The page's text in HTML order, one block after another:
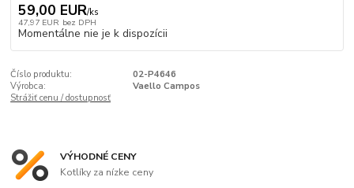
59,00 EUR/ks
47,97 EUR bez DPH
Momentálne nie je k dispozícii
Číslo produktu:
02-P4646
Výrobca:
Vaello Campos
Strážiť cenu / dostupnosť
VÝHODNÉ CENY
Kotlíky za nízke ceny